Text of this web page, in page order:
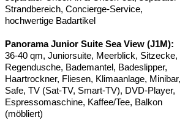
Strandbereich, Concierge-Service,
hochwertige Badartikel
Panorama Junior Suite Sea View (J1M):
36-40 qm, Juniorsuite, Meerblick, Sitzecke,
Regendusche, Bademantel, Badeslipper,
Haartrockner, Fliesen, Klimaanlage, Minibar,
Safe, TV (Sat-TV, Smart-TV), DVD-Player,
Espressomaschine, Kaffee/Tee, Balkon
(möbliert)